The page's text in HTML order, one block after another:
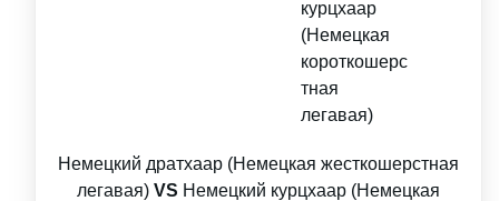
Немецкий дратхаар (Немецкая жесткошерстная
легавая) VS Немецкий курцхаар (Немецкая